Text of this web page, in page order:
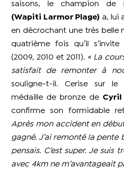
saisons, le champion de
(Wapiti Larmor Plage) a, lui
en décrochant une très belle
quatrième fois qu’il
(2009, 2010 et 2011). « La
satisfait de remonter à
souligne-t-il. Cerise sur
médaille de bronze de Cyril
confirme son formidable
Après mon accident en
gagné. J’ai remonté la pente
pensais. C’est super. Je
avec 4km ne m’avantageait